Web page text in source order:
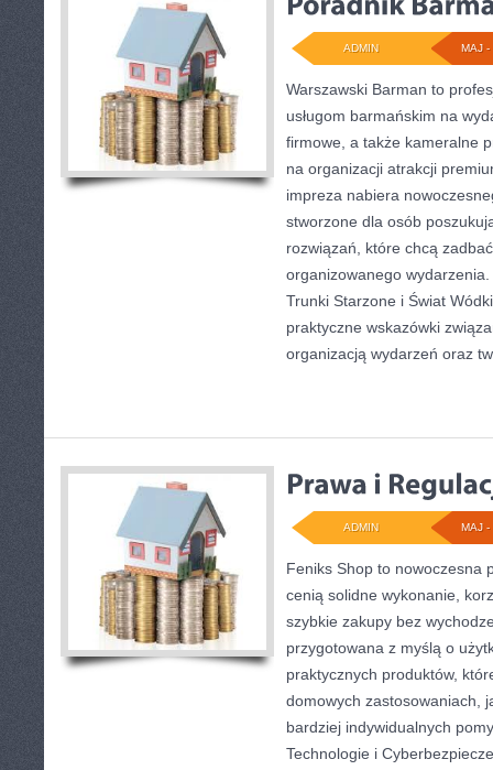
MAJ -
ADMIN
Warszawski Barman to
usługom barmańskim na
firmowe, a także kameralne
na organizacji atrakcji
impreza nabiera
stworzone dla osób
rozwiązań, które chcą
organizowanego
Trunki Starzone i Świat
praktyczne wskazówki
organizacją wydarzeń oraz
MAJ -
ADMIN
Feniks Shop to nowoczesna
cenią solidne wykonanie,
szybkie zakupy bez
przygotowana z myślą o
praktycznych produktów,
domowych zastosowaniach,
bardziej indywidualnych
Technologie i